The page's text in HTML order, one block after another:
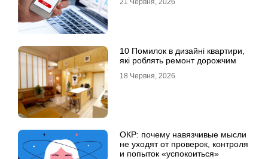
10 Помилок в дизайні квартири,
які роблять ремонт дорожчим
18 Червня, 2026
ОКР: почему навязчивые мысли
не уходят от проверок, контроля
и попыток «успокоиться»